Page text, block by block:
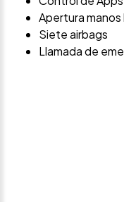
Apertura
Siete airbags
Llamada de